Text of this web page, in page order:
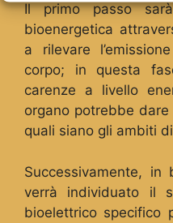
Il primo passo sarà
bioenergetica
a rilevare
corpo; in questa
carenze a livello
organo potrebbe
quali siano gli ambiti
Successivamente,
verrà individuato il
bioelettrico specifico